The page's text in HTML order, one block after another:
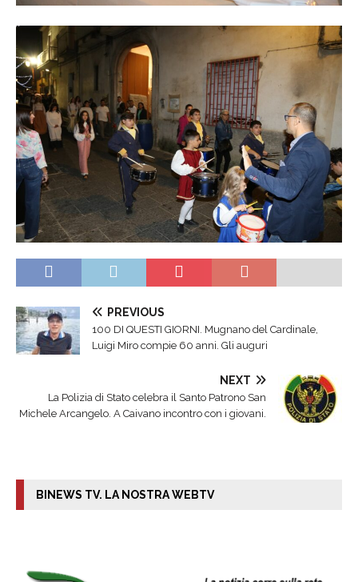
PREVIOUS
100 DI QUESTI GIORNI. Mugnano del Cardinale,
Luigi Miro compie 60 anni. Gli auguri
NEXT
La Polizia di Stato celebra il Santo Patrono San
Michele Arcangelo. A Caivano incontro con i giovani.
BINEWS TV. LA NOSTRA WEBTV